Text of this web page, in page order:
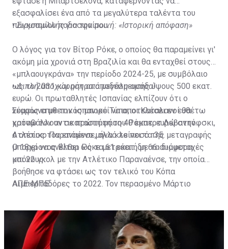
εξασφαλίσει ένα από τα μεγαλύτερα ταλέντα του
παγκοσμίου ποδοσφαίρου.
•Σιαμπουλλής για την ποινή: «Ιστορική απόφαση»
Ο λόγος για τον Βίτορ Ρόκε, ο οποίος θα παραμείνει γι'
ακόμη μία χρονιά στη Βραζιλία και θα ενταχθεί στους
«μπλαουγκράνα» την περίοδο 2024-25, με συμβόλαιο
ως το 2031 και ρήτρα αποδέσμευσης ύψους 500 εκατ.
ευρώ. Οι πρωταθλητές Ισπανίας ελπίζουν ότι ο
νεαρός επιθετικός μπορεί να αποτελέσει εν ευθέτω
χρόνω τον αντικαταστάτη του Ρόμπερτ Λεβαντόφσκι,
ο οποίος τον επόμενο μήνα κλείνει τα 35.
•Διπλή αποχώρηση από μεγάλη ομάδα!
Σύμφωνα με τον ισπανικό Τύπο, οι Καταλανοί θα
καταβάλλουν σε πρώτη φάση 40 εκατ. ευρώ στην
Ατλέτικο Παραναένσε, αλλά το ποσό της μεταγραφής
μπορεί να ανέλθει ως τα 61 εκατ., με τα διάφορα
μπόνους.
Ο 18χρονος Βίτορ Ρόκε μετράει ήδη 66 συμμετοχές
και 22 γκολ με την Ατλέτικο Παραναένσε, την οποία
βοήθησε να φτάσει ως τον τελικό του Κόπα
Λιμπερταδόρες το 2022. Τον περασμένο Μάρτιο
ανδρών της Βραζιλίας, σε φιλικό με το Μαρόκο.
ΑΠΕ-ΜΠΕ